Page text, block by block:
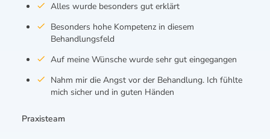
Alles wurde besonders gut erklärt
Besonders hohe Kompetenz in diesem
Behandlungsfeld
Auf meine Wünsche wurde sehr gut eingegangen
Nahm mir die Angst vor der Behandlung. Ich fühlte
mich sicher und in guten Händen
Praxisteam